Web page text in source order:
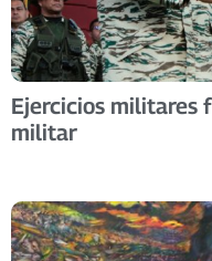
Ejercicios militares
militar